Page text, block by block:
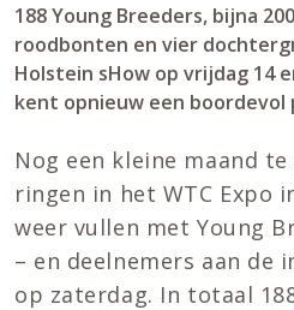
188 Young Breeders, bijna
roodbonten en vier
Holstein sHow op vrijdag 14
kent opnieuw een boordevol
Nog een kleine maand
ringen in het WTC Expo
weer vullen met Young
– en deelnemers aan de
op zaterdag. In totaal